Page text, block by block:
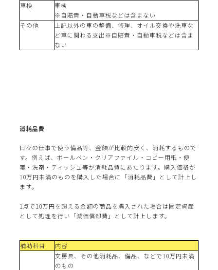
車検
車検
※自賠責・自動車税などは含まない
その他
上記以外の車の整備、修理、オイル交換や洗車な
ど車に関わる支出※自賠責・自動車税などは含ま
ない
消耗品費
日々の仕事で使う備品等、金額が比較的安く、消耗するもので
す。例えば、ボールペン・クリアファイル・コピー用紙・便
箋・洗剤・ティッシュ等が消耗品費にあたります。購入価格が
10万円未満のものを購入した場合に「消耗品費」として計上し
ます。
1点で10万円を超える金額の商品を購入された場合は固定資産
として処理を行い「減価償却費」として計上します。
補助科目
内容
文房具、その他消耗品、備品、などで10万円未満
のもの